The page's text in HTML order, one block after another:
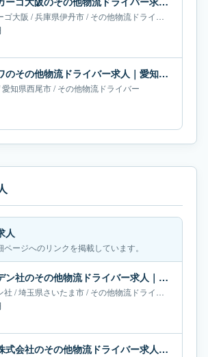
ゴ大阪 /兵庫県伊丹市/その他物流ドライバー
株式会社セイワのその他物流ドライバー求人｜愛知県西尾市
愛知県西尾市/その他物流ドライバー
人
ージへのリンクを掲載しています。
株式会社ソーデン社のその他物流ドライバー求人｜埼玉県さいたま市｜月給60万-65万円
社 /埼玉県さいたま市/その他物流ドライバー
札幌エムケイ株式会社のその他物流ドライバー求人｜北海道札幌市｜月給67万-69万円